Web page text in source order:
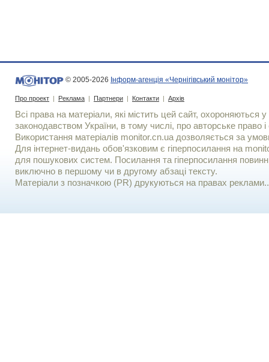
© 2005-2026 Інформ-агенція «Чернігівський монітор»
Про проект | Реклама | Партнери | Контакти | Архів
Всі права на матеріали, які містить цей сайт, охороняються у
законодавством України, в тому числі, про авторське право і
Використання матерiалiв monitor.cn.ua дозволяється за
Для iнтернет-видань обов'язковим є гiперпосилання на
для пошукових систем. Посилання та гіперпосилання
виключно в першому чи в другому абзаці тексту.
Матеріали з позначкою (PR) друкуються на правах реклами..